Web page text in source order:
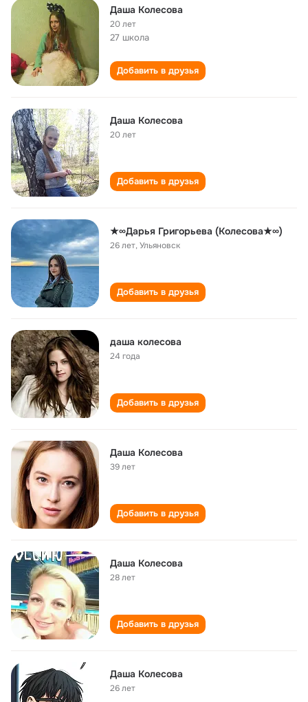
Даша Колесова
20 лет
27 школа
Добавить в друзья
Даша Колесова
20 лет
Добавить в друзья
★∞Дарья Григорьева (Колесова★∞)
26 лет,Ульяновск
Добавить в друзья
даша колесова
24 года
Добавить в друзья
Даша Колесова
39 лет
Добавить в друзья
Даша Колесова
28 лет
Добавить в друзья
Даша Колесова
26 лет